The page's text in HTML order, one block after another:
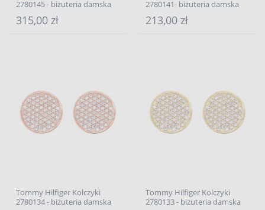
2780145 - biżuteria damska
315,00 zł
2780141- biżuteria damska
213,00 zł
Tommy Hilfiger Kolczyki
2780134 - biżuteria damska
Tommy Hilfiger Kolczyki
2780133 - biżuteria damska